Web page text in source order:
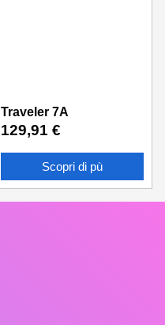
Traveler 7A
129,91 €
Scopri di pù